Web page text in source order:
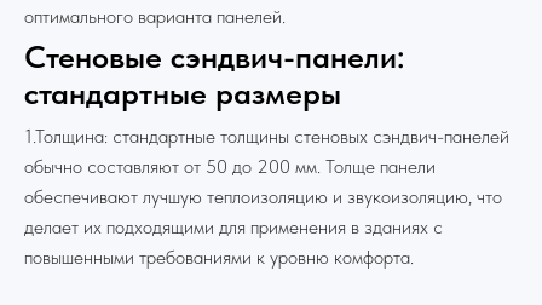
оптимального варианта панелей.
Стеновые сэндвич-панели:
стандартные размеры
1.Толщина: стандартные толщины стеновых сэндвич-панелей
обычно составляют от 50 до 200 мм. Толще панели
обеспечивают лучшую теплоизоляцию и звукоизоляцию, что
делает их подходящими для применения в зданиях с
повышенными требованиями к уровню комфорта.